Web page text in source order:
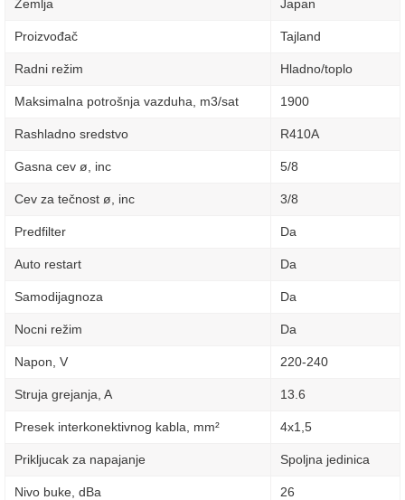
Zemlja Japan
Proizvođač Tajland
Radni režim Hladno/toplo
Maksimalna potrošnja vazduha, m3/sat 1900
Rashladno sredstvo R410A
Gasna cev ø, inc 5/8
Cev za tečnost ø, inc 3/8
Predfilter Da
Auto restart Da
Samodijagnoza Da
Nocni režim Da
Napon, V 220-240
Struja grejanja, A 13.6
Presek interkonektivnog kabla, mm² 4х1,5
Prikljucak za napajanje Spoljna jedinica
Nivo buke, dBa 26